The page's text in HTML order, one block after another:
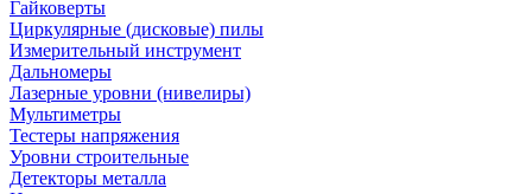
Гайковерты
Циркулярные (дисковые) пилы
Измерительный инструмент
Дальномеры
Лазерные уровни (нивелиры)
Мультиметры
Тестеры напряжения
Уровни строительные
Детекторы металла